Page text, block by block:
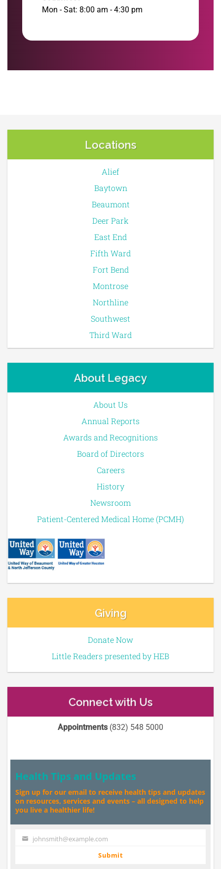
Mon - Sat: 8:00 am - 4:30 pm
Locations
Alief
Baytown
Beaumont
Deer Park
East End
Fifth Ward
Fort Bend
Montrose
Northline
Southwest
Third Ward
About Legacy
About Us
Annual Reports
Awards and Recognitions
Board of Directors
Careers
History
Newsroom
Patient-Centered Medical Home (PCMH)
Giving
Donate Now
Little Readers presented by HEB
Connect with Us
Appointments(832) 548 5000
Health Tips and Updates
Sign up for our email to receive health tips and updates
on resources, services and events – all designed to help
you live a healthier life!
Your johnsmith@example.com
Submit